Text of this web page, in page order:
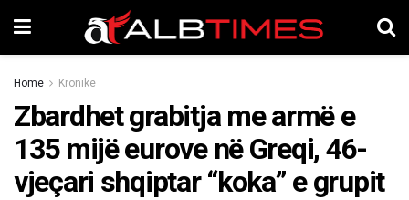
Home Kronikë
Zbardhet grabitja me armë e
135 mijë eurove në Greqi, 46-
vjeçari shqiptar “koka” e grupit